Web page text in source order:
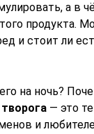
а в
продукта.
и стоит ли
на ночь?
— это
и